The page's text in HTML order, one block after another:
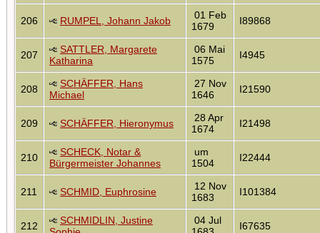
206 RUMPEL, Johann Jakob
01 Feb
1679
I89868
207
SATTLER, Margarete
Katharina
06 Mai
1575
I4945
208
SCHÄFFER, Hans
Michael
27 Nov
1646
I21590
209 SCHÄFFER, Hieronymus
28 Apr
1674
I21498
210
SCHECK, Notar &
Bürgermeister Johannes
um
1504
I22444
211 SCHMID, Euphrosine
12 Nov
1683
I101384
212
SCHMIDLIN, Justine
04 Jul
I67635